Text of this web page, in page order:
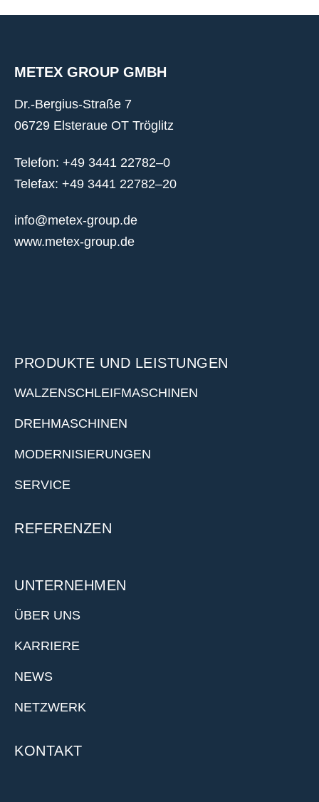
METEX GROUP GMBH
Dr.-Bergius-Straße 7
06729 Elsteraue OT Tröglitz
Telefon: +49 3441 22782–0
Telefax: +49 3441 22782–20
info@metex-group.de
www.metex-group.de
PRODUKTE UND LEISTUNGEN
WALZENSCHLEIFMASCHINEN
DREHMASCHINEN
MODERNISIERUNGEN
SERVICE
REFERENZEN
UNTERNEHMEN
ÜBER UNS
KARRIERE
NEWS
NETZWERK
KONTAKT